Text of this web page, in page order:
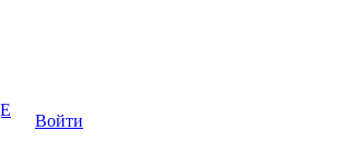
Войти